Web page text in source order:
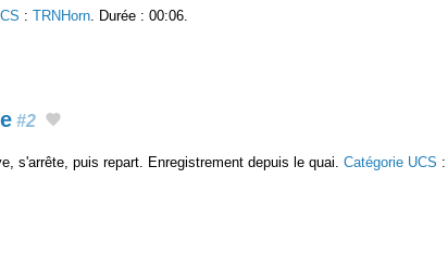
: TRNHorn . Durée : 00:06.
#2
s'arrête, puis repart. Enregistrement depuis le quai. Catégorie UCS :